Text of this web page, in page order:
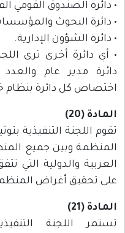
• دائرة الصندوق القومي
• دائرة البحوث
• دائرة الشؤون الإدارية.
• أي دائرة أخرى ترى
دائرة مدير عام
اختصاص كل دائرة بنظام
المادة (20)
تقوم اللجنة التنفيذية
المنظمة وبين جميع
العربية والدولية التي
على تحقيق أغراض
المادة (21)
تستمر اللجنة